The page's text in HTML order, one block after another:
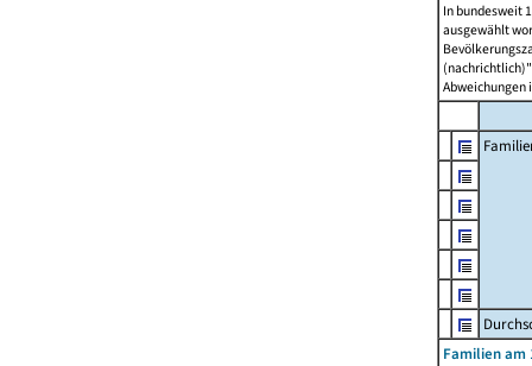
In bundesweit
ausgewählt
Abweichungen
Familien am